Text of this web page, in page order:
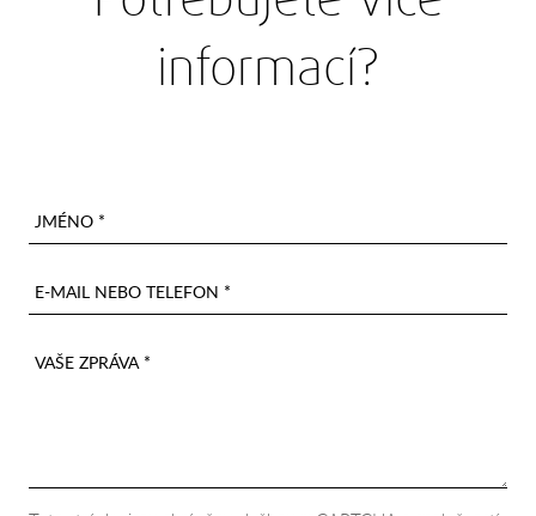
informací?
JMÉNO *
E-MAIL NEBO TELEFON *
VAŠE ZPRÁVA *